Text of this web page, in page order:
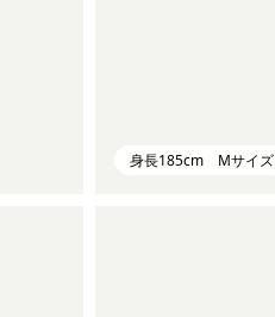
身長185cm Mサイズ